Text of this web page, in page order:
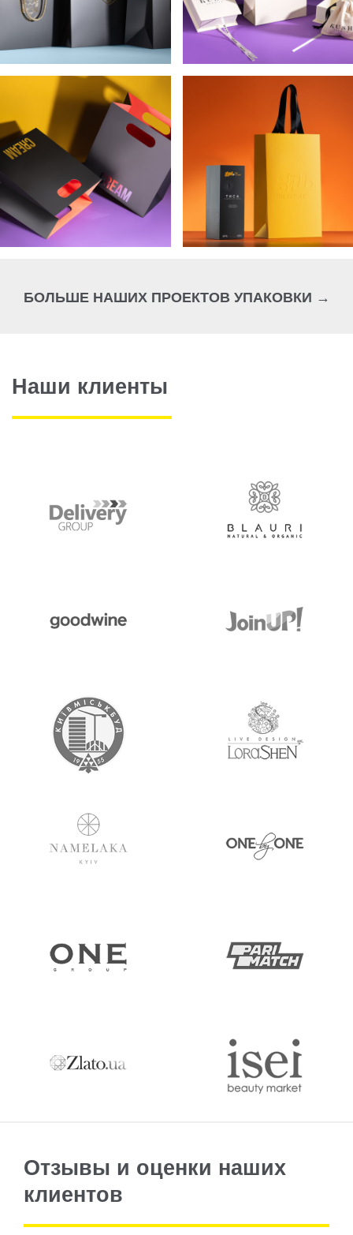
БУМАЖНЫЕ ПАКЕТЫ
ДЛЯ ИНТЕРНЕТ-
МАГАЗИНА
ПРЕМИАЛЬНОЙ
КОСМЕТИКИ CREAM
ПОДАРОЧНАЯ
УПАКОВКА ДЛЯ
ЛИМИТИРОВАННОЙ
СЕРИИ КОНЬЯКА ТИСА
БОЛЬШЕ НАШИХ ПРОЕКТОВ УПАКОВКИ →
Наши клиенты
Отзывы и оценки наших
клиентов